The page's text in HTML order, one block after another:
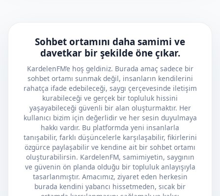
Sohbet ortamını daha samimi ve
davetkar bir şekilde öne çıkar.
KardelenFM’e hoş geldiniz. Burada amaç sadece bir
sohbet ortamı sunmak değil, insanların kendilerini
rahatça ifade edebileceği, saygı çerçevesinde iletişim
kurabileceği ve gerçek bir topluluk hissini
yaşayabileceği güvenli bir alan oluşturmaktır. Her
kullanıcı bizim için değerlidir ve her sesin duyulmaya
hakkı vardır. Bu platformda yeni insanlarla
tanışabilir, farklı düşüncelerle karşılaşabilir, fikirlerini
özgürce paylaşabilir ve kendine ait bir sohbet ortamı
oluşturabilirsin. KardelenFM, samimiyetin, saygının
ve güvenin ön planda olduğu bir topluluk anlayışıyla
tasarlanmıştır. Amacımız, ziyaret eden herkesin
burada kendini yabancı hissetmeden, sıcak bir